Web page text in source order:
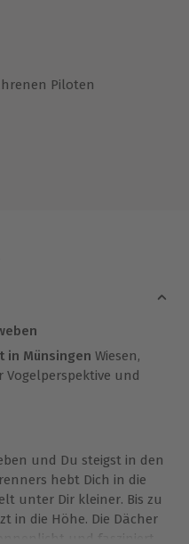
einlösbar.
Piloten
in Münsingen Wiesen,
Vogelperspektive und
und Du steigst in den
hebt Dich in die
unter Dir kleiner. Bis zu
in die Höhe. Die Dächer
und fasziniert